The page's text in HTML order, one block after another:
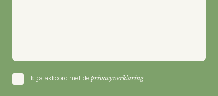
Ik ga akkoord met de privacyverklaring